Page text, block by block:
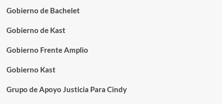
Gobierno de Bachelet
Gobierno de Kast
Gobierno Frente Amplio
Gobierno Kast
Grupo de Apoyo Justicia Para Cindy